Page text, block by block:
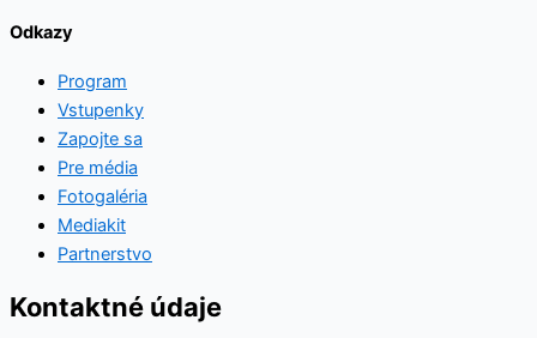
Odkazy
Program
Vstupenky
Zapojte sa
Pre média
Fotogaléria
Mediakit
Partnerstvo
Kontaktné údaje